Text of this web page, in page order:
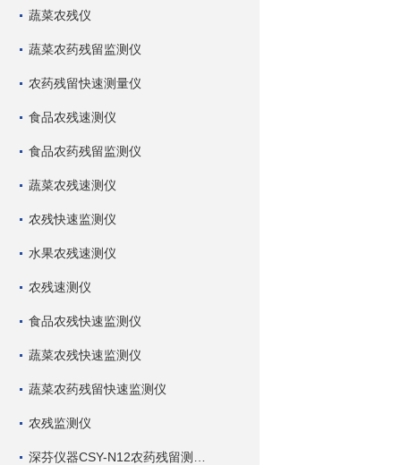
蔬菜农残仪
蔬菜农药残留监测仪
农药残留快速测量仪
食品农残速测仪
食品农药残留监测仪
蔬菜农残速测仪
农残快速监测仪
水果农残速测仪
农残速测仪
食品农残快速监测仪
蔬菜农残快速监测仪
蔬菜农药残留快速监测仪
农残监测仪